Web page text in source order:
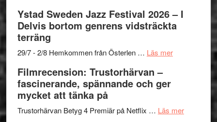
med
Fox
och
Scully
stipendium
Det
grönaste
–
och
lättsam
Ystad Sweden Jazz Festival 2026 – I
Delvis bortom genrens vidsträckta
terräng
29/7 - 2/8 Hemkommen från Österlen … Läs merom
2026
Filmrecension: Trustorhärvan –
fascinerande, spännande och ger
mycket att tänka på
Trustorhärvan Betyg 4 Premiär på Netflix … Läs merom